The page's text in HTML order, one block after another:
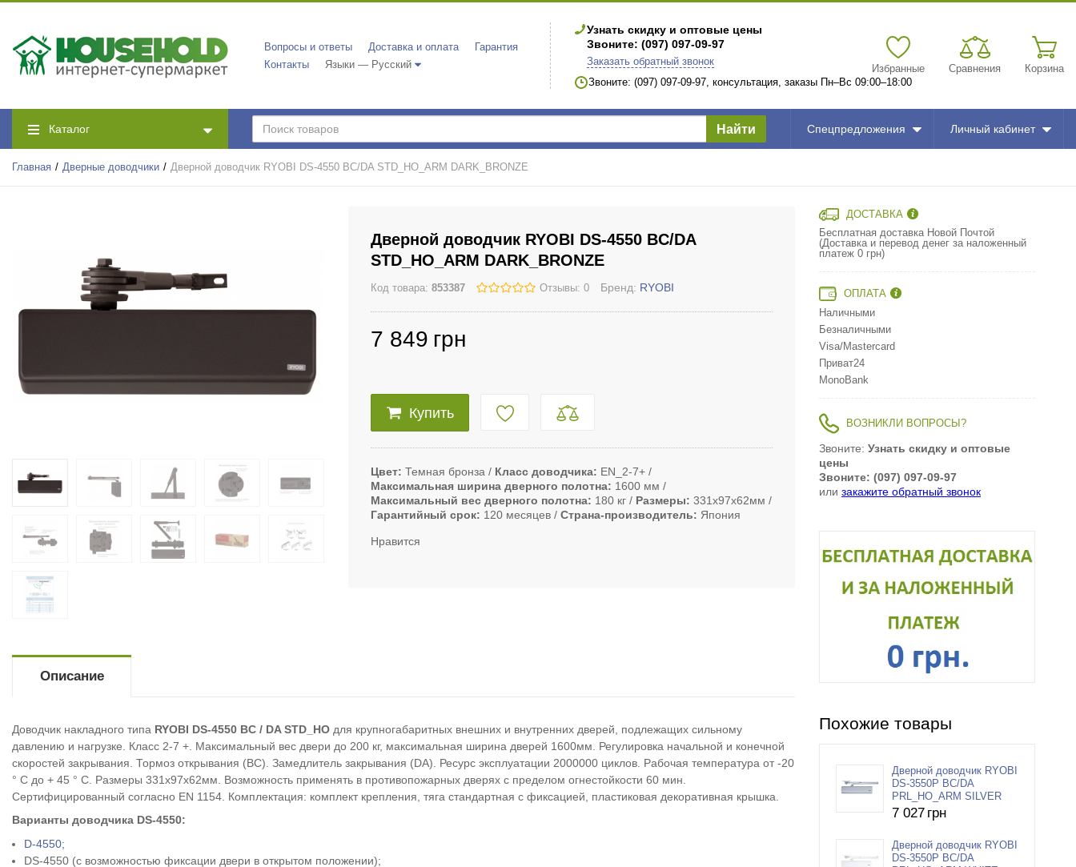
Вопросы и ответы Доставка и оплата
Гарантия
Контакты
Языки — Русский
Узнать скидку и оптовые цены
Звоните: (097) 097-09-97
Заказать обратный звонок
Звоните: (097) 097-09-97, консультация, заказы Пн–Вс 09:00–18:00
Избранные Сравнения Корзина
Каталог Найти Спецпредложения Личный кабинет
Главная Дверные доводчики Дверной доводчик RYOBI DS-4550 BC/DA STD_HO_ARM DARK_BRONZE
Дверной доводчик RYOBI DS-4550 BC/DA
STD_HO_ARM DARK_BRONZE
Код товара: 853387 Отзывы: 0 Бренд: RYOBI
7 849 грн
Купить
Цвет Темная бронза Класс доводчика
EN_2-7+
Максимальная ширина дверного полотна
1600 мм
Максимальный вес дверного полотна
180 кг Размеры
331х97х62мм
Гарантийный срок
120 месяцев Страна-производитель Япония
Нравится
Описание
Доводчик накладного типа RYOBI DS-4550 BC / DA STD_HO для крупногабаритных внешних и внутренних дверей, подлежащих сильному
давлению и нагрузке. Класс 2-7 +. Максимальный вес двери до 200 кг, максимальная ширина дверей 1600мм. Регулировка начальной и конечной
скоростей закрывания. Тормоз открывания (ВС). Замедлитель закрывания (DA). Ресурс эксплуатации 2000000 циклов. Рабочая температура от -20
° С до + 45 ° С. Размеры 331х97х62мм. Возможность применять в противопожарных дверях с пределом огнестойкости 60 мин.
Сертифицированный согласно EN 1154. Комплектация: комплект крепления, тяга стандартная с фиксацией, пластиковая декоративная крышка.
Варианты доводчика DS-4550:
D-4550;
DS-4550 (с возможностью фиксации двери в открытом положении);
ДОСТАВКА
Бесплатная доставка Новой Почтой
(Доставка и перевод денег за наложенный
платеж 0 грн)
ОПЛАТА
Наличными
Безналичными
Visa/Mastercard
Приват24
MonoBank
ВОЗНИКЛИ ВОПРОСЫ?
Звоните: Узнать скидку и оптовые
цены
Звоните: (097) 097-09-97
или закажите обратный звонок
Похожие товары
Дверной доводчик RYOBI
DS-3550P BC/DA
PRL_HO_ARM SILVER
7 027 грн
Дверной доводчик RYOBI
DS-3550P BC/DA